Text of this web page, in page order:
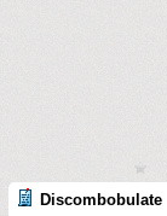
Discombobulate